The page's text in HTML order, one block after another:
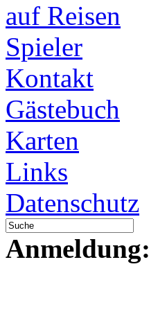
auf Reisen
Spieler
Kontakt
Gästebuch
Karten
Links
Datenschutz
Anmeldung: